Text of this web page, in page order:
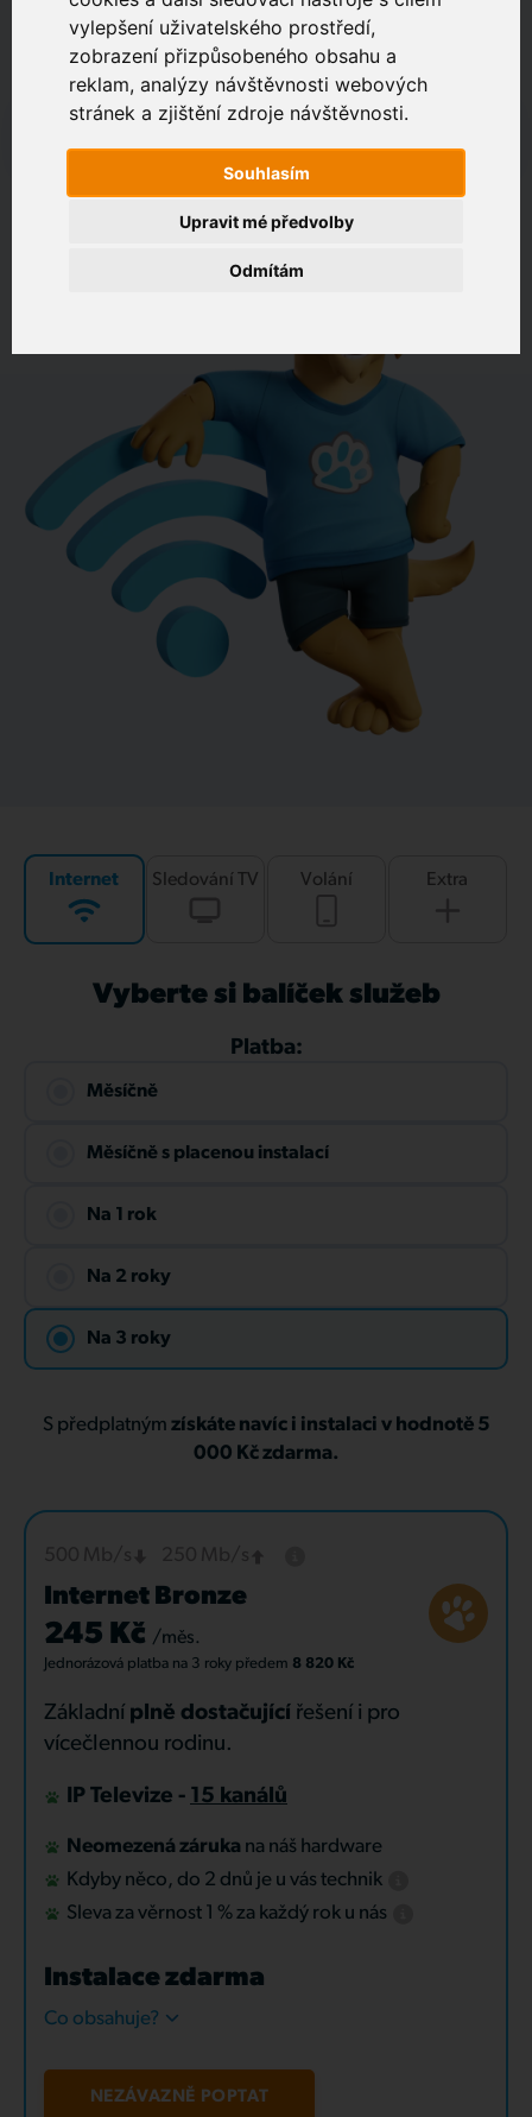
vylepšení uživatelského prostředí,
zobrazení přizpůsobeného obsahu a
reklam, analýzy návštěvnosti webových
stránek a zjištění zdroje návštěvnosti.
Souhlasím
Odmítám
Upravit mé předvolby
Zákaznický portál
Jak rychlé je připojení na vaší adrese?
Internet Sledování TV Volání Extra
Vyberte si balíček služeb
Platba:
Měsíčně
Měsíčně s placenou instalací
Na 1 rok
Na 2 roky
Na 3 roky
S předplatným získáte navíc i instalaci v hodnotě 5
000 Kč zdarma.
Internet Bronze
245 Kč /měs.
Jednorázová platba na 3 roky předem 8 820 Kč
Základní plně dostačující řešení i pro
vícečlennou rodinu.
IP Televize - 15 kanálů
Neomezená záruka na náš hardware
Kdyby něco, do 2 dnů je u vás technik
Sleva za věrnost 1 % za každý rok u nás
Instalace zdarma
Co obsahuje?
NEZÁVAZNĚ POPTAT